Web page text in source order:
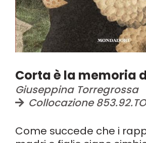
Corta è la memoria
Giuseppina Torregrossa
Collocazione
Come succede che i